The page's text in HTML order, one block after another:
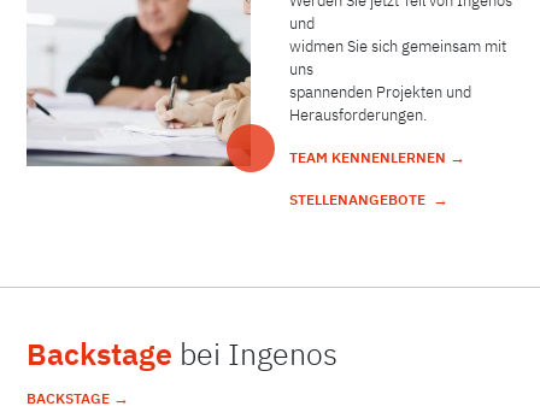
und
widmen Sie sich gemeinsam mit
uns
spannenden Projekten und
Herausforderungen.
TEAM KENNENLERNEN →
STELLENANGEBOTE →
Backstage bei Ingenos
BACKSTAGE →